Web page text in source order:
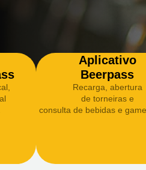
Aplicativo
Beerpass
Recarga, abertura
de torneiras e
consulta de bebidas e